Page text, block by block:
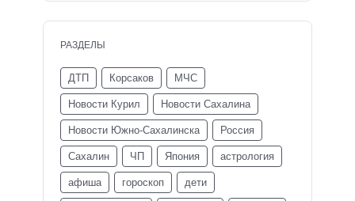
РАЗДЕЛЫ
ДТП Корсаков МЧС
Новости Курил Новости Сахалина
Новости Южно-Сахалинска Россия
Сахалин ЧП Япония астрология
афиша гороскоп дети